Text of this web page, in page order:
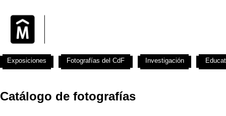
Catálogo de fotografías
Exposiciones Fotografías del CdF Investigación